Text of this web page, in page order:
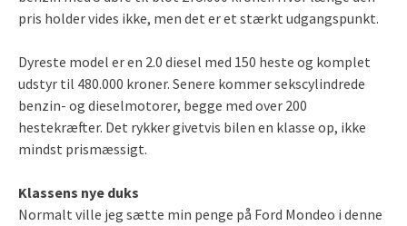
pris holder vides ikke, men det er et stærkt udgangspunkt.
Dyreste model er en 2.0 diesel med 150 heste og komplet
udstyr til 480.000 kroner. Senere kommer sekscylindrede
benzin- og dieselmotorer, begge med over 200
hestekræfter. Det rykker givetvis bilen en klasse op, ikke
mindst prismæssigt.
Klassens nye duks
Normalt ville jeg sætte min penge på Ford Mondeo i denne